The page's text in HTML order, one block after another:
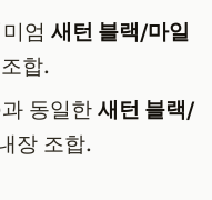
엄 새턴 블랙/마일
합.
과 동일한새턴 블랙/
장 조합.